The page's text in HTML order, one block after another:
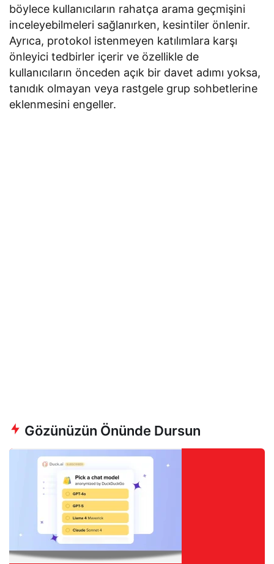
böylece kullanıcıların rahatça arama geçmişini
inceleyebilmeleri sağlanırken, kesintiler önlenir.
Ayrıca, protokol istenmeyen katılımlara karşı
önleyici tedbirler içerir ve özellikle de
kullanıcıların önceden açık bir davet adımı yoksa,
tanıdık olmayan veya rastgele grup sohbetlerine
eklenmesini engeller.
Gözünüzün Önünde Dursun